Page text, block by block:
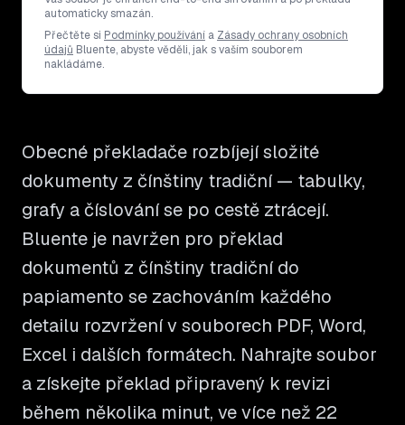
automaticky smazán.
Přečtěte si Podmínky používání a Zásady ochrany osobních
údajů Bluente, abyste věděli, jak s vaším souborem
nakládáme.
Obecné překladače rozbíjejí složité
dokumenty z čínštiny tradiční — tabulky,
grafy a číslování se po cestě ztrácejí.
Bluente je navržen pro překlad
dokumentů z čínštiny tradiční do
papiamento se zachováním každého
detailu rozvržení v souborech PDF, Word,
Excel i dalších formátech. Nahrajte soubor
a získejte překlad připravený k revizi
během několika minut, ve více než 22